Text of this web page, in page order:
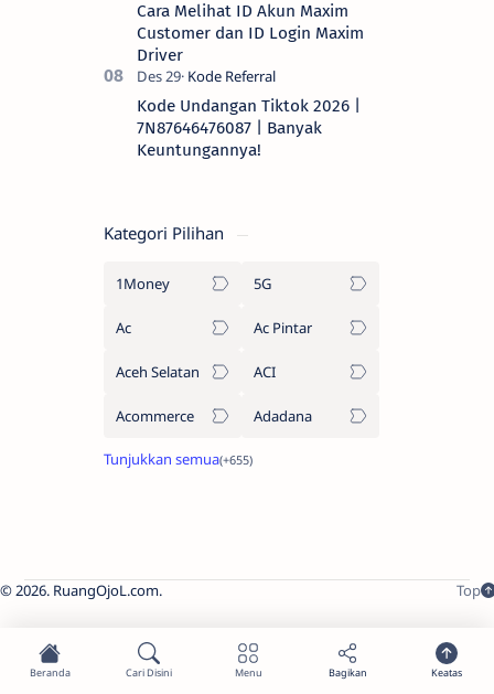
Cara Melihat ID Akun Maxim
Customer dan ID Login Maxim
Driver
Kode Undangan Tiktok 2026 |
7N87646476087 | Banyak
Keuntungannya!
Kategori Pilihan
1Money 5G
Ac Ac Pintar
Aceh Selatan ACI
Acommerce Adadana
2026. RuangOjoL.com.